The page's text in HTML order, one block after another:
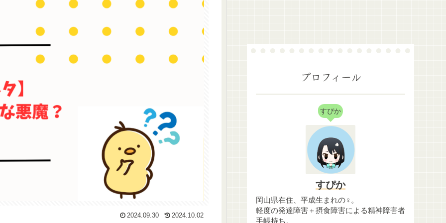
2024.09.30 2024.10.02
プロフィール
すぴか
すぴか
岡山県在住、平成生まれの♀。
軽度の発達障害＋摂食障害による精神障害者
手帳持ち。